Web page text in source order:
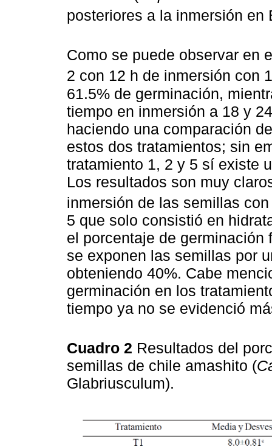
posteriores a la inmersión en
Como se puede observar en
2 con 12 h de inmersión con
61.5% de germinación,
tiempo en inmersión a 18 y
haciendo una comparación
estos dos tratamientos; sin
tratamiento 1, 2 y 5 sí existe
Los resultados son muy
inmersión de las semillas
5 que solo consistió en
el porcentaje de
se exponen las semillas por
obteniendo 40%. Cabe
germinación en los
tiempo ya no se evidenció
Cuadro 2 Resultados del
semillas de chile amashito (
Glabriusculum).